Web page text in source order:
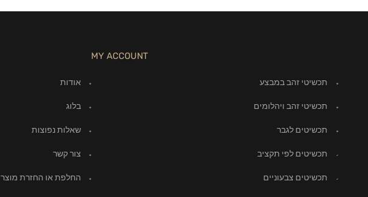
MY ACCOUNT
תכשיטי זהב במבצע
תכשיטי זהב ויהלומים
תכשיטים לגבר
תכשיטים לפי תקציב
תכשיטים צבעוניים
אודות
בלוג
שאלות נפוצות
צור קשר
החלפת או החזרת מוצר